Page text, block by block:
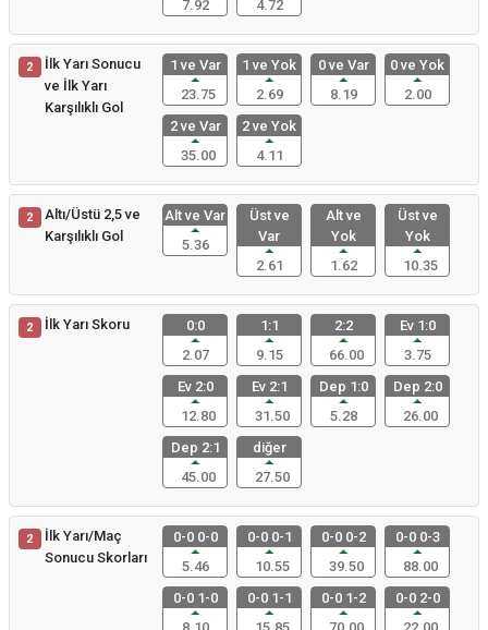
7.92
4.72
2
İlk Yarı Sonucu
ve İlk Yarı
Karşılıklı Gol
1 ve Var
23.75
1 ve Yok
2.69
0 ve Var
8.19
0 ve Yok
2.00
2 ve Var
35.00
2 ve Yok
4.11
2
Altı/Üstü 2,5 ve
Karşılıklı Gol
Alt ve Var
5.36
Üst ve
Var
2.61
Alt ve
Yok
1.62
Üst ve
Yok
10.35
2 İlk Yarı Skoru
0:0
2.07
1:1
9.15
2:2
66.00
Ev 1:0
3.75
Ev 2:0
12.80
Ev 2:1
31.50
Dep 1:0
5.28
Dep 2:0
26.00
Dep 2:1
45.00
diğer
27.50
2
İlk Yarı/Maç
Sonucu Skorları
0-0 0-0
5.46
0-0 0-1
10.55
0-0 0-2
39.50
0-0 0-3
88.00
0-0 1-0
0-0 1-1
0-0 1-2
0-0 2-0